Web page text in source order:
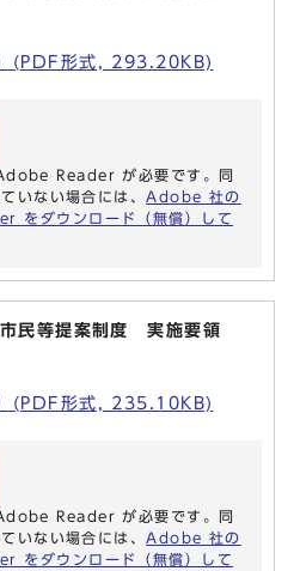
(PDF形式, 293.20KB)
Reader が必要です。同
いない場合には、 Adobe 社の
をダウンロード（無償）して
市民等提案制度 実施要領
(PDF形式, 235.10KB)
Reader が必要です。同
いない場合には、 Adobe 社の
をダウンロード（無償）して